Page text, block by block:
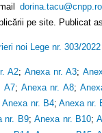
dorina.tacu@cnpp.ro
pe site. Publicat
noi Lege nr. 303/2022
A2; Anexa nr. A3;
; Anexa nr. A8;
Anexa nr. B4; Anexa nr.
nr. B9; Anexa nr. B10;